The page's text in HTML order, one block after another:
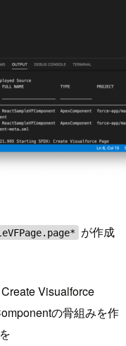
が作成
Visualforce
の骨組みを作